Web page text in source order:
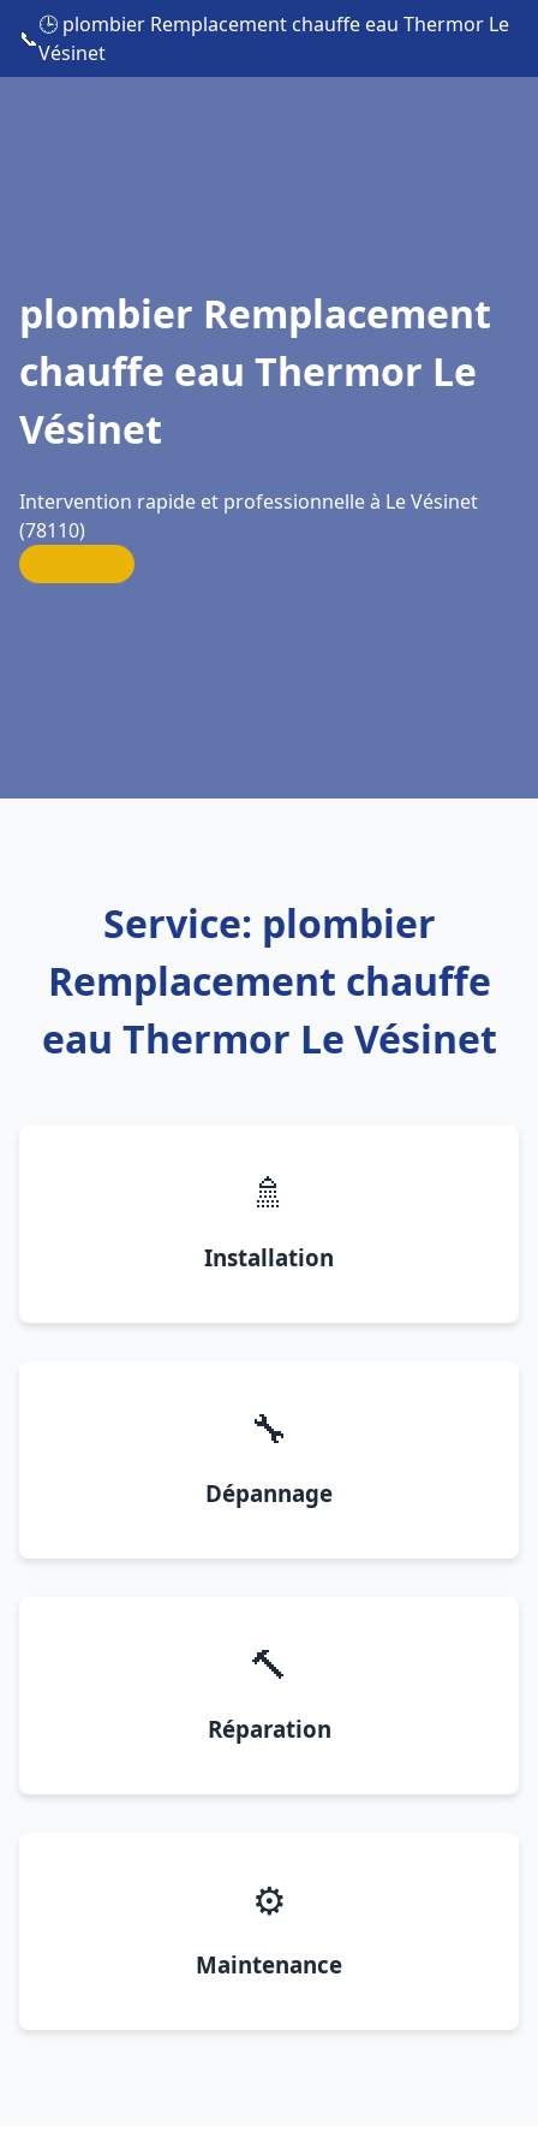
📞
🕒 plombier Remplacement chauffe eau Thermor Le
Vésinet
plombier Remplacement
chauffe eau Thermor Le
Vésinet
Intervention rapide et professionnelle à Le Vésinet
(78110)
Service: plombier
Remplacement chauffe
eau Thermor Le Vésinet
🚿
Installation
🔧
Dépannage
🔨
Réparation
⚙️
Maintenance